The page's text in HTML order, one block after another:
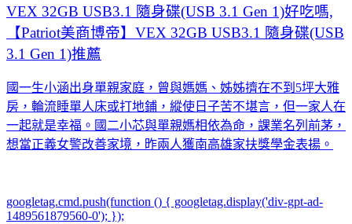
VEX 32GB USB3.1 隨身碟(USB 3.1 Gen 1)好吃嗎,
【Patriot美商博帝】VEX 32GB USB3.1 隨身碟(USB
3.1 Gen 1)推薦
國一生小涵出身單親家庭，曾與媽媽、姊姊擠在不到5坪大雅
房，輪流睡單人床或打地鋪，縱使日子苦不堪言，但一家人在
一起就是幸福。國二小芯與單親媽相依為命，課業名列前茅，
想當正義女警改善家境，昨兩人獲南高雄家扶獎學金表揚。
googletag.cmd.push(function () { googletag.display('div-gpt-ad-
1489561879560-0'); });